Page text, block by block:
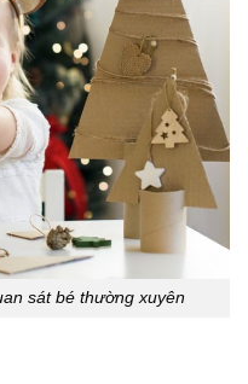
sát bé thường xuyên